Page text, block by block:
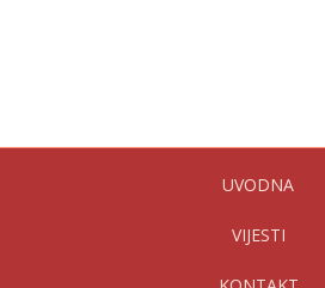
UVODNA
VIJESTI